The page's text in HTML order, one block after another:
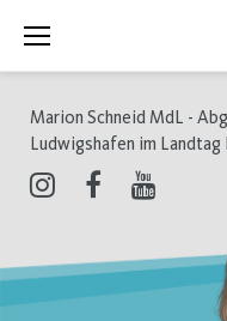
Inhalt
Marion Schneid MdL -
Ludwigshafen im Landtag